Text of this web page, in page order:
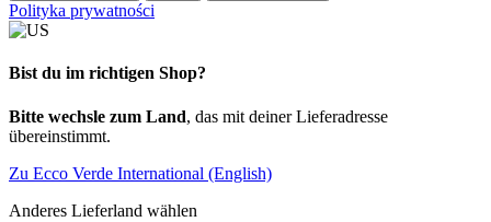
Polityka prywatności
Bist du im richtigen Shop?
Bitte wechsle zum Land, das mit deiner Lieferadresse
übereinstimmt.
Zu Ecco Verde International (English)
Anderes Lieferland wählen